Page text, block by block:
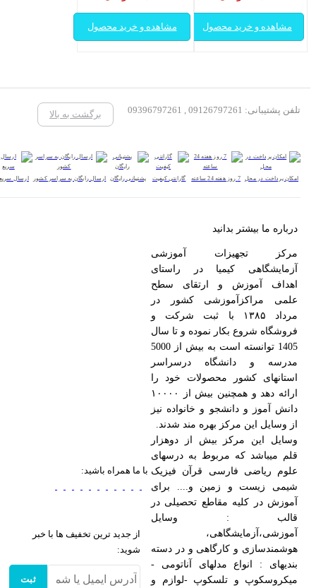
مشاهده و خرید محصول مشاهده و خرید محصول
تلفن پشتیبانی: 09126797261 , 09396797261 برگشت به بالا
امکان پرداخت در محل 7 روز هفته 24 ساعته گارانتی کیفیت پشتیبانی رایگان ارسال رایگان به سراسر کشور ارسال سریع
درباره ما بیشتر بدانید
مرکز تجهیزات آموزشی
آزمایشگاهی کیمیا در راستای
اهداف آموزش و ارتقای سطح
علمی مراکزآموزشی کشور در
مرداد ۱۳۸۵ با ثبت شرکت و
فروشگاه شروع بکار نموده و تا سال
1405 توانسته است به بیش از 5000
مدرسه و دانشگاه درسراسر
استانهای کشور محصولات خود را
ارائه دهد و همچنین بیش از ۱۰۰۰۰
دانش آموز و دانشجو و خانواده نیز
از وسایل این مرکز بهره مند شدند.
وسایل این مرکز بیش از دوهزار
قلم میباشد که مربوط به درسهای
علوم ریاضی فارسی قرآن فیزیک
شیمی زیست و زمین و.... برای
آموزش در کلیه مقاطع تحصیلی در
قالب : وسایل
آموزشی،آزمایشگاهی،
هوشمندسازی و کارگاهی و در دسته
بندیهای : انواع مدلهای آناتومی -
میکروسکوپ و تلسکوپ -لوازم و
با ما همراه باشید:
از جدید ترین تخفیف ها با خبر
شوید:
ثبت